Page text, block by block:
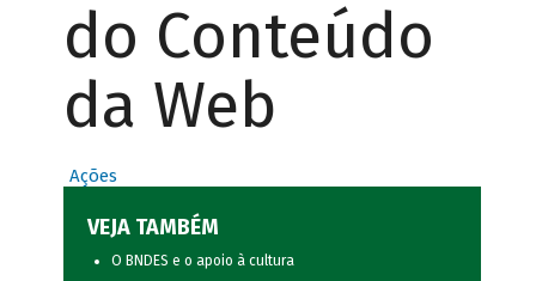
do Conteúdo
da Web
Ações
VEJA TAMBÉM
O BNDES e o apoio à cultura